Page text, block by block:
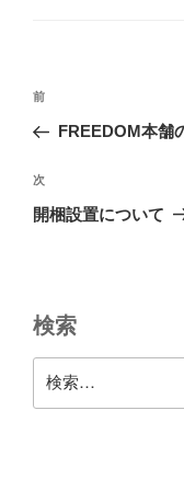
投
ナ
ビ
ゲ
ン
前
の
稿
前
FREEDOM本舗
次
の
次
開梱設置について
検索
索: